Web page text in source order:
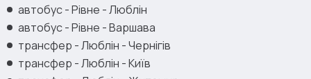
автобус - Рівне - Люблін
автобус - Рівне - Варшава
трансфер - Люблін - Чернігів
трансфер - Люблін - Київ